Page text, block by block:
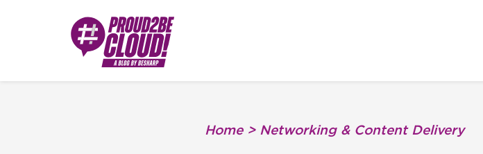
Home > Networking & Content Delivery